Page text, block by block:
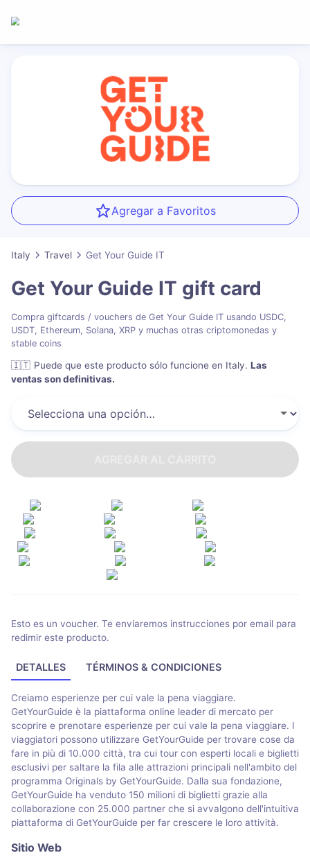
Agregar a Favoritos
Italy Travel Get Your Guide IT
Get Your Guide IT gift card
Compra giftcards / vouchers de Get Your Guide IT usando USDC,
USDT, Ethereum, Solana, XRP y muchas otras criptomonedas y
stable coins
🇮🇹 Puede que este producto sólo funcione en Italy. Las
ventas son definitivas.
Esto es un voucher. Te enviaremos instrucciones por email para
redimir este producto.
DETALLES TÉRMINOS & CONDICIONES
Creiamo esperienze per cui vale la pena viaggiare.
GetYourGuide è la piattaforma online leader di mercato per
scoprire e prenotare esperienze per cui vale la pena viaggiare. I
viaggiatori possono utilizzare GetYourGuide per trovare cose da
fare in più di 10.000 città, tra cui tour con esperti locali e biglietti
esclusivi per saltare la fila alle attrazioni principali nell'ambito del
programma Originals by GetYourGuide. Dalla sua fondazione,
GetYourGuide ha venduto 150 milioni di biglietti grazie alla
collaborazione con 25.000 partner che si avvalgono dell'intuitiva
piattaforma di GetYourGuide per far crescere le loro attività.
Sitio Web